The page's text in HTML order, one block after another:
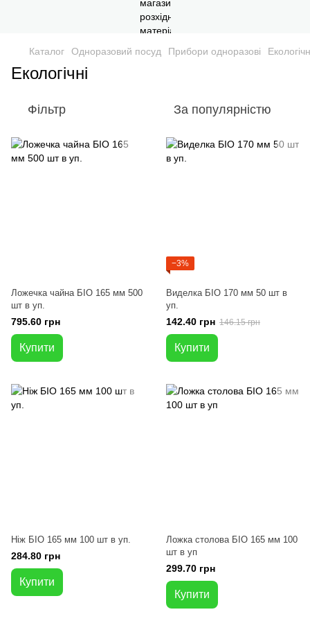
Каталог Одноразовий посуд Прибори одноразові
Екологічні
Фільтр За популярністю
Ложечка чайна БІО 165 мм 500
шт в уп.
795.60 грн
Купити
−3%
Виделка БІО 170 мм 50 шт в
уп.
142.40 грн 146.15 грн
Купити
Ніж БІО 165 мм 100 шт в уп.
284.80 грн
Купити
Ложка столова БІО 165 мм 100
шт в уп
299.70 грн
Купити